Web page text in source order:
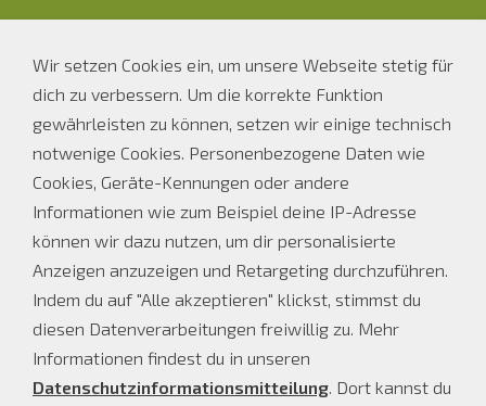
E-Mail: os-ofl.auer@schule.suedtirol.it
Parteienverkehr Sekretariat
Bei Schulbetrieb Ferienöffnungszeiten
MO, DI, DO
14.00 - 16.00 Uhr
MO - FR
MI und FR
Wir setzen Cookies ein, um unsere Webseite stetig für
dich zu verbessern. Um die korrekte Funktion
gewährleisten zu können, setzen wir einige technisch
notwenige Cookies. Personenbezogene Daten wie
Cookies, Geräte-Kennungen oder andere
Informationen wie zum Beispiel deine IP-Adresse
können wir dazu nutzen, um dir personalisierte
Anzeigen anzuzeigen und Retargeting durchzuführen.
Indem du auf "Alle akzeptieren" klickst, stimmst du
diesen Datenverarbeitungen freiwillig zu. Mehr
Informationen findest du in unseren
Datenschutzinformationsmitteilung. Dort kannst du